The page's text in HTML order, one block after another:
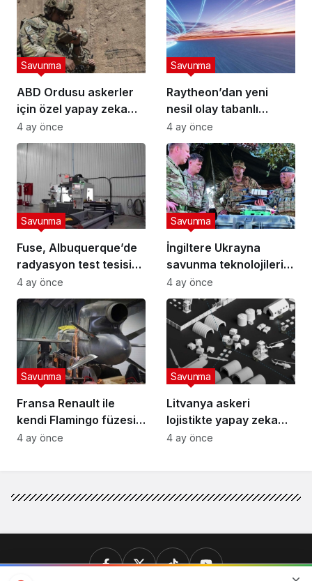
ABD Ordusu askerler
için özel yapay zeka
robotu “VictorBot”u
tanıttı
Savunma
4 ay önce
Raytheon’dan yeni
nesil olay tabanlı
kızılötesi kamera
Savunma
4 ay önce
Fuse, Albuquerque’de
radyasyon test tesisi
kuruyor
Savunma
4 ay önce
İngiltere Ukrayna
savunma teknolojilerini
entegre edecek
Savunma
4 ay önce
Fransa Renault ile
kendi Flamingo füzesini
geliştirecek
Savunma
4 ay önce
Litvanya askeri
lojistikte yapay zeka
dönemini başlatıyor
Savunma
4 ay önce